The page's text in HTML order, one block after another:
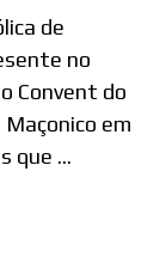
de
no
Convent do
em
que ...